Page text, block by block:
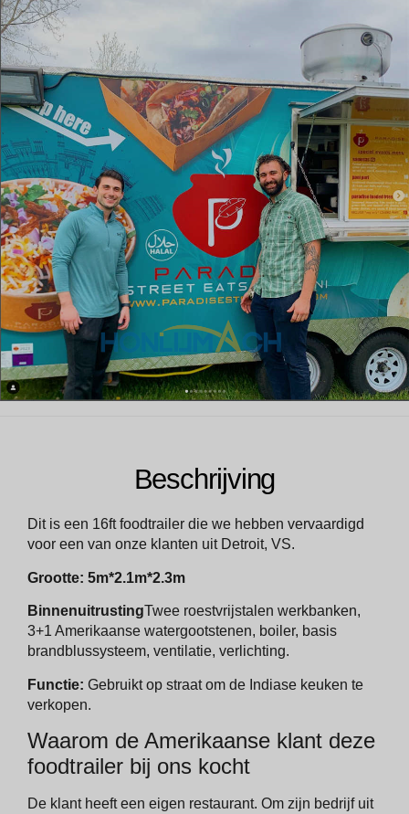
Beschrijving
Dit is een 16ft foodtrailer die we hebben vervaardigd
voor een van onze klanten uit Detroit, VS.
Grootte: 5m*2.1m*2.3m
BinnenuitrustingTwee roestvrijstalen werkbanken,
3+1 Amerikaanse watergootstenen, boiler, basis
brandblussysteem, ventilatie, verlichting.
Functie: Gebruikt op straat om de Indiase keuken te
verkopen.
Waarom de Amerikaanse klant deze
foodtrailer bij ons kocht
De klant heeft een eigen restaurant. Om zijn bedrijf uit